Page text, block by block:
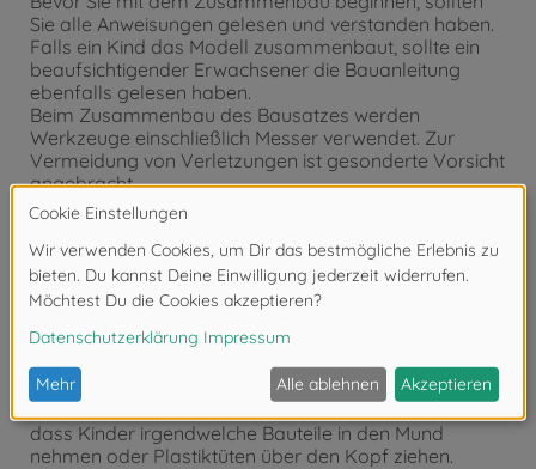
Sie alle Anweisungen gelesen und verstanden haben.
Falls ein Kind das Modell zusammenbaut, sollte ein
beaufsichtigender Erwachsener die Bauanleitung
ebenfalls gelesen haben.
Beim Zusammenbau des Bausatzes werden
Werkzeuge einschließlich Messer verwendet. Zur
Vermeidung von Verletzungen ist gesonderte Vorsicht
angebracht.
Falls beim Zusammenbau Schwierigkeiten auftreten,
fragen Sie einen Erwachsenen, der die Arbeiten
überwacht oder einen Modellbauer mit RC
Erfahrungen bzw. Fachhändler.
Werkzeuge jeweils nur zweckbestimmt einsetzen. Bei
Wenn Sie Farben und/oder Kleber verwenden (nicht
im Bausatz enthalten), beachten und befolgen Sie die
dort beiliegenden Anweisungen.
Bausatz von kleinen Kindern fernhalten. Verhüten Sie,
dass Kinder irgendwelche Bauteile in den Mund
nehmen oder Plastiktüten über den Kopf ziehen.